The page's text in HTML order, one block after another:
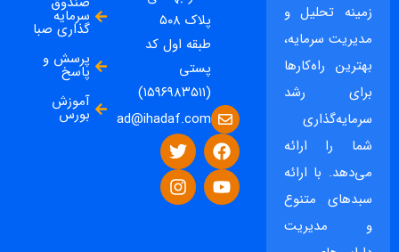
زمینه تحلیل و
مدیریت سرمایه،
بهترین راه‌کارها
برای رشد
سرمایه‌گذاری
شما را ارائه
می‌دهد. با ارائه
سبدهای متنوع
و مدیریت
پلاک ۵۰۸
طبقه اول کد
پستی
(۱۵۹۶۹۸۳۵۱۱)
ad@ihadaf.com
سرمایه
گذاری صبا
پرسش و
پاسخ
آموزش
بورس